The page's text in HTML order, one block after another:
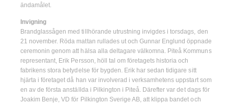
ändamålet.
Invigning
Brandglassågen med tillhörande utrustning invigdes i torsdags, den
21 november. Röda mattan rullades ut och Gunnar Englund öppnade
ceremonin genom att hälsa alla deltagare välkomna. Piteå Kommuns
representant, Erik Persson, höll tal om företagets historia och
fabrikens stora betydelse för bygden. Erik har sedan tidigare sitt
hjärta i företaget då han var involverad i verksamhetens uppstart som
en av de första anställda i Pilkington i Piteå. Därefter var det dags för
Joakim Benje, VD för Pilkington Sverige AB, att klippa bandet och